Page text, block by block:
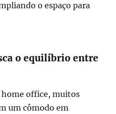
o espaço para
o equilíbrio entre
home office, muitos
um cômodo em